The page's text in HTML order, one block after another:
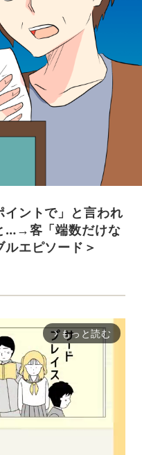
ントで」と言われ
…→客「端数だけな
エピソード＞
arrow_forward_ios もっと読む